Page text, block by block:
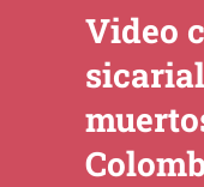
Video